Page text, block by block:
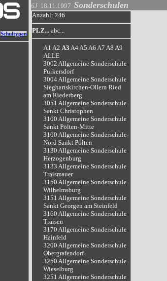
Schultypen
6J 18.11.1997 Sonderschulen
Anzahl: 246
PLZ... abc...
A1 A2 A3 A4 A5 A6 A7 A8 A9
ALLE
3002 Allgemeine Sonderschule
Purkersdorf
3004 Allgemeine Sonderschule
Sieghartskirchen-Ollern Ried
am Riederberg
3051 Allgemeine Sonderschule
Sankt Christophen
3100 Allgemeine Sonderschule
Sankt Pölten-Mitte
3100 Allgemeine Sonderschule-
Nord Sankt Pölten
3130 Allgemeine Sonderschule
Herzogenburg
3133 Allgemeine Sonderschule
Traismauer
3150 Allgemeine Sonderschule
Wilhelmsburg
3151 Allgemeine Sonderschule
Sankt Georgen am Steinfeld
3160 Allgemeine Sonderschule
Traisen
3170 Allgemeine Sonderschule
Hainfeld
3200 Allgemeine Sonderschule
Obergrafendorf
3250 Allgemeine Sonderschule
Wieselburg
3251 Allgemeine Sonderschule